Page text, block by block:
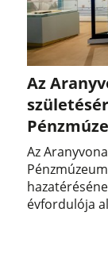
Az
Az
évfordulója